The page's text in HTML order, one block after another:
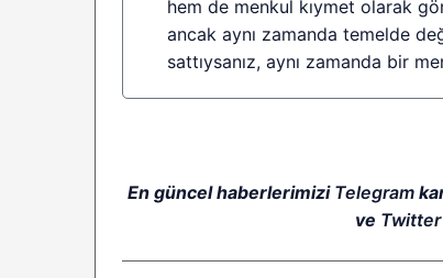
hem de menkul kıymet olarak
ancak aynı zamanda temelde
sattıysanız, aynı zamanda bir
En güncel haberlerimizi Telegram
ve Twitter